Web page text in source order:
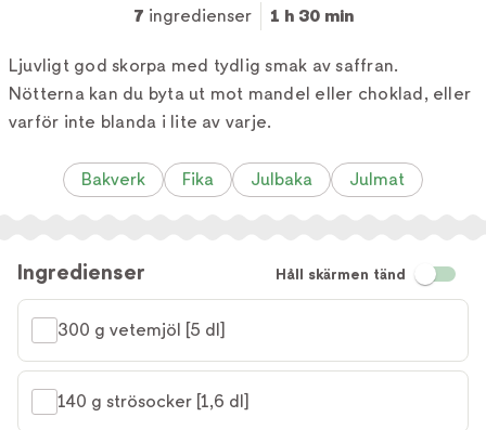
7 ingredienser 1 h 30 min
Ljuvligt god skorpa med tydlig smak av saffran.
Nötterna kan du byta ut mot mandel eller choklad, eller
varför inte blanda i lite av varje.
Bakverk Fika Julbaka Julmat
Ingredienser Håll skärmen tänd
300 g vetemjöl [5 dl]
140 g strösocker [1,6 dl]